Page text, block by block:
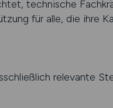
technische
für alle, die ihre
relevante